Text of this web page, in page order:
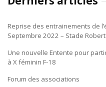
Reprise des entrainements de
Septembre 2022 – Stade
Une nouvelle Entente pour
à X féminin F-18
Forum des associations